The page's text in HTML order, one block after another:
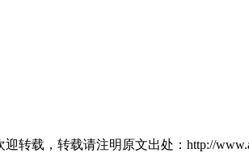
转载，转载请注明原文出处：http://